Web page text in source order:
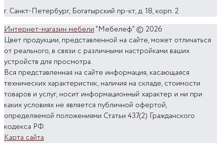
г. Санкт-Петербург, Богатырский пр-кт, д. 18, корп. 2
Интернет-магазин мебели"Мебелеф" © 2026
Цвет продукции, представленной на сайте, может отличаться
от реального, в связи с различными настройками ваших
устройств для просмотра.
Вся представленная на сайте информация, касающаяся
технических характеристик, наличия на складе, стоимости
товаров и услуг, носит информационный характер и ни при
каких условиях не является публичной офертой,
определяемой положениями Статьи 437(2) Гражданского
кодекса РФ.
Карта сайта